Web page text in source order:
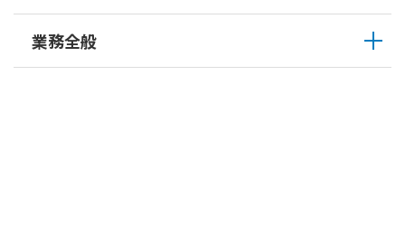
業務全般